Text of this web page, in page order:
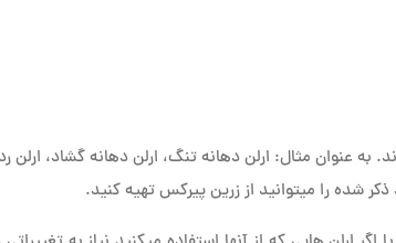
به عنوان مثال: ارلن دهانه تنگ، ارلن دهانه گشاد، ارلن
ذکر شده را میتوانید از زرین پیرکس تهیه کنید.